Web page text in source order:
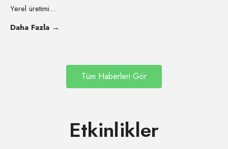
Yerel üretimi...
Daha Fazla →
Tüm Haberleri Gör
Etkinlikler